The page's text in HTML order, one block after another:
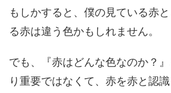
もしかすると、僕の見ている赤
る赤は違う色かもしれません。
でも、『赤はどんな色なのか？
り重要ではなくて、赤を赤と認